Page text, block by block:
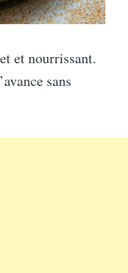
et nourrissant.
sans